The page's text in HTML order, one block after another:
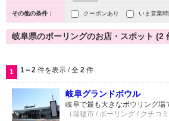
その他の条件： クーポンあり いま営業
岐阜県のボーリングのお店・スポット (2
1 1～2 件を表示 / 全 2 件
岐阜グランドボウル
岐阜で最も大きなボウリング場
（瑞穂市 / ボーリング / クチコミ